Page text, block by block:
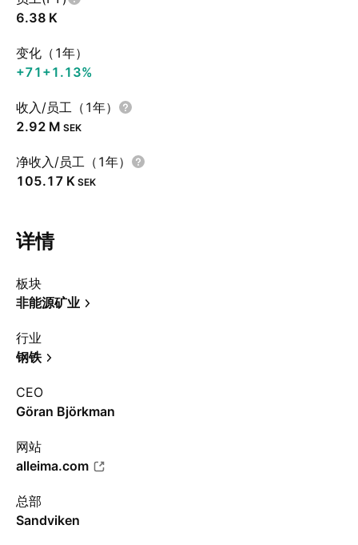
‪6.38 K‬
变化（1年）
+71 +1.13%
收入/员工（1年）
‪2.92 M‬ SEK
净收入/员工（1年）
‪105.17 K‬ SEK
详情
板块
非能源矿业
行业
钢铁
CEO
Göran Björkman
网站
alleima.com
总部
Sandviken